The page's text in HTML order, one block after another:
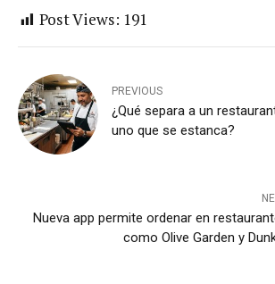
Post Views: 191
PREVIOUS
¿Qué separa a un
uno que se estanca?
Nueva app permite ordenar en
como Olive Garden y